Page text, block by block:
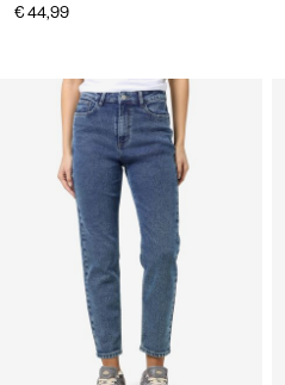
€ 44,99